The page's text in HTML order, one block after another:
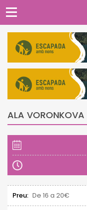
ALA VORONKOVA
Preu: De 16 a 20€